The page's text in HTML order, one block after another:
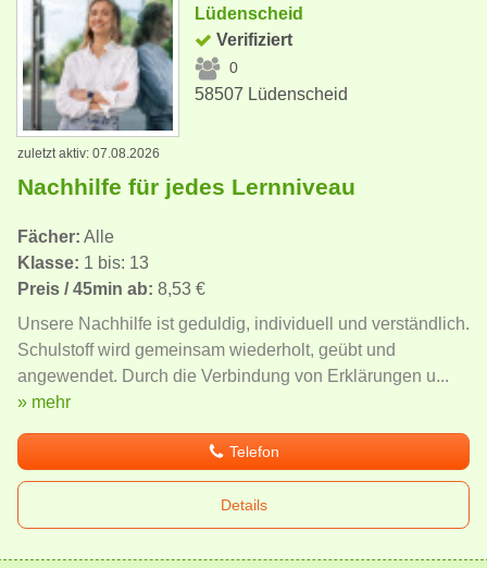
Lüdenscheid
Verifiziert
0
58507 Lüdenscheid
zuletzt aktiv: 07.08.2026
Nachhilfe für jedes Lernniveau
Fächer: Alle
Klasse: 1 bis: 13
Preis / 45min ab: 8,53 €
Unsere Nachhilfe ist geduldig, individuell und verständlich.
Schulstoff wird gemeinsam wiederholt, geübt und
angewendet. Durch die Verbindung von Erklärungen u...
» mehr
Telefon
Details